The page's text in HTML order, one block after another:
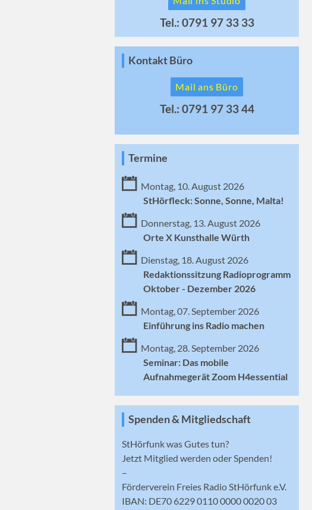
Tel.: 0791 97 33 33
Kontakt Büro
Mail ans Büro
Tel.: 0791 97 33 44
Termine
Montag, 10. August 2026
StHörfleck: Sonne, Sonne, Malta!
Donnerstag, 13. August 2026
Orte X Kunsthalle Würth
Dienstag, 18. August 2026
Redaktionssitzung Radioprogramm
Oktober - Dezember 2026
Montag, 07. September 2026
Einführung ins Radio machen
Montag, 28. September 2026
Seminar: Das mobile
Aufnahmegerät Zoom H4essential
Spenden & Mitgliedschaft
StHörfunk was Gutes tun?
Jetzt Mitglied werden oder Spenden!
–
Förderverein Freies Radio StHörfunk e.V.
IBAN: DE70 6229 0110 0000 0020 03